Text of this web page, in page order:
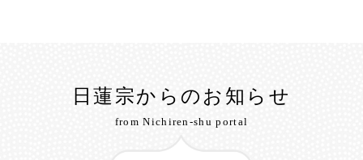
日蓮宗からのお知らせ
from Nichiren-shu portal